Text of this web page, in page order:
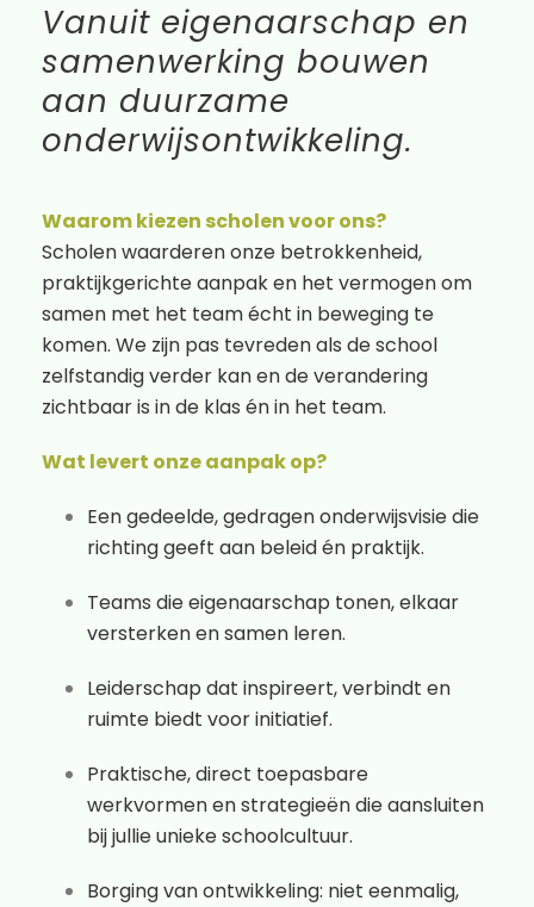
Vanuit eigenaarschap en
samenwerking bouwen
aan duurzame
onderwijsontwikkeling.
Waarom kiezen scholen voor ons?
Scholen waarderen onze betrokkenheid,
praktijkgerichte aanpak en het vermogen om
samen met het team écht in beweging te
komen. We zijn pas tevreden als de school
zelfstandig verder kan en de verandering
zichtbaar is in de klas én in het team.
Wat levert onze aanpak op?
Een gedeelde, gedragen onderwijsvisie die
richting geeft aan beleid én praktijk.
Teams die eigenaarschap tonen, elkaar
versterken en samen leren.
Leiderschap dat inspireert, verbindt en
ruimte biedt voor initiatief.
Praktische, direct toepasbare
werkvormen en strategieën die aansluiten
bij jullie unieke schoolcultuur.
Borging van ontwikkeling: niet eenmalig,